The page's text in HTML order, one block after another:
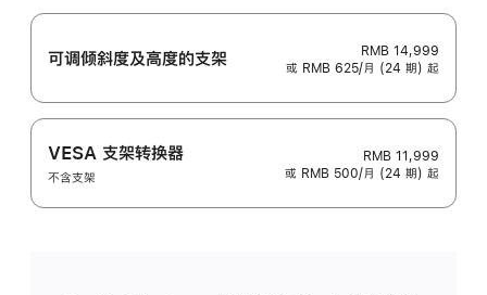
可调倾斜度及高‍度的支‍架
RMB 14,999
或 RMB 625/月 (24 期) 起
VESA 支架转换器
不含支架
RMB 11,999
或 RMB 500/月 (24 期) 起